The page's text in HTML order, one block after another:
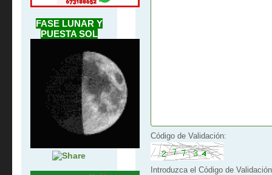
FASE LUNAR Y
PUESTA SOL
Código de Validación:
Introduzca el Código de